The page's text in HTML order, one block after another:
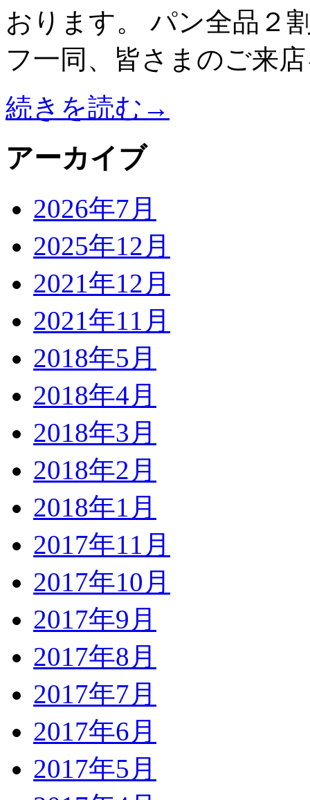
おります。 パン全品２
フ一同、皆さまのご来
続きを読む→
アーカイブ
2026年7月
2025年12月
2021年12月
2021年11月
2018年5月
2018年4月
2018年3月
2018年2月
2018年1月
2017年11月
2017年10月
2017年9月
2017年8月
2017年7月
2017年6月
2017年5月